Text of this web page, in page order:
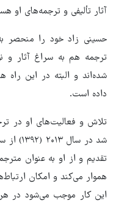
آثار تألیفی و ترجمه‌های او
حسینی زاد خود را منحصر
ترجمه هم به سراغ آثار و
شده‌اند و البته در این
داده است.
تلاش و فعالیت‌های او در
شد در
تقدیم و از او به عنوان
هموار می‌کند و امکان
این کار موجب می‌شود در هر